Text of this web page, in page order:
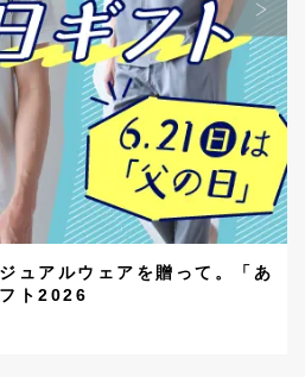
ュアルウェアを贈って。「あ
ト2026